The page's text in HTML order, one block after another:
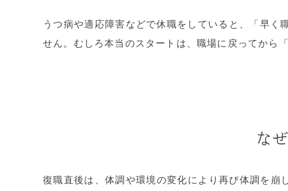
うつ病や適応障害などで休職をしていると、「早
せん。むしろ本当のスタートは、職場に戻ってから
な
復職直後は、体調や環境の変化により再び体調を崩